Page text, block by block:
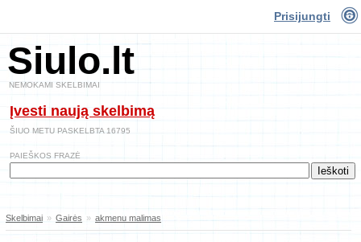
Prisijungti
Siulo.lt
NEMOKAMI SKELBIMAI
Įvesti naują skelbimą
ŠIUO METU PASKELBTA 16795
PAIEŠKOS FRAZĖ
Skelbimai » Gairės » akmenu malimas